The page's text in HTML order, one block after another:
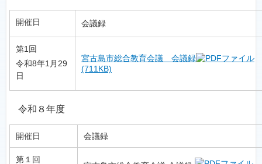
開催日 会議録
第1回
令和8年1月29
日
宮古島市総合教育会議 会議録
(711KB)
令和８年度
開催日 会議録
第１回